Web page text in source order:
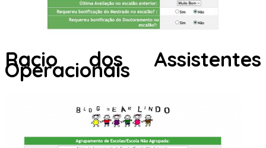
Racio dos Assistentes
Operacionais